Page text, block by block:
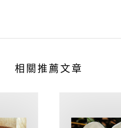
相關推薦文章